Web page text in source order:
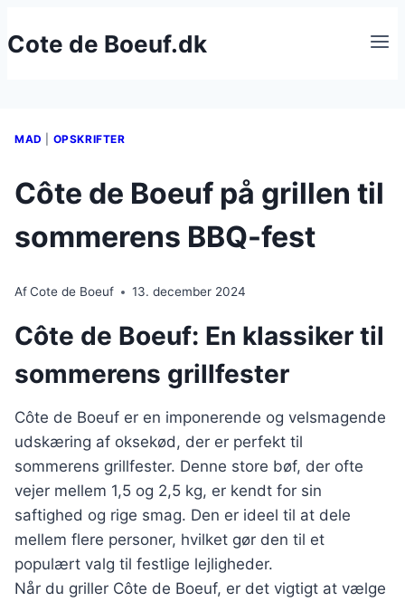
til
Cote de Boeuf.dk
MAD OPSKRIFTER
Côte de Boeuf på grillen til
sommerens BBQ-fest
AfCote de Boeuf 13. december 2024
Côte de Boeuf: En klassiker til
sommerens grillfester
Côte de Boeuf er en imponerende og velsmagende
udskæring af oksekød, der er perfekt til
sommerens grillfester. Denne store bøf, der ofte
vejer mellem 1,5 og 2,5 kg, er kendt for sin
saftighed og rige smag. Den er ideel til at dele
mellem flere personer, hvilket gør den til et
populært valg til festlige lejligheder.
Når du griller Côte de Boeuf, er det vigtigt at vælge